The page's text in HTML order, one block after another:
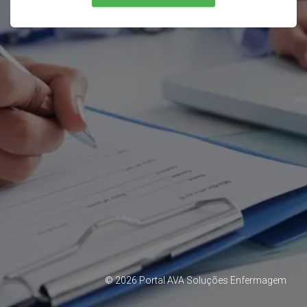
©2026Portal AVA Soluções Enfermagem